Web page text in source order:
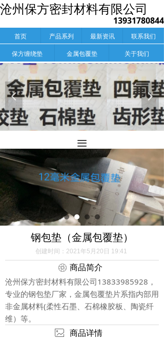
首页 产品系列 最新资讯
联系我们
保方缠绕垫
金属包覆垫 关于我们
13931780844
沧州保方密封材料有限公司
넳 넲
钢包垫（金属包覆垫）
商品简介
创建时间： 2021年5月20日 19:41
沧州保方密封材料有限公司13833985928，
专业的钢包垫厂家，金属包覆垫片系指内部用
非金属材料(柔性石墨、石棉橡胶板、陶瓷纤
维）等。
商品详情
ꁵ
ꂈ
끀